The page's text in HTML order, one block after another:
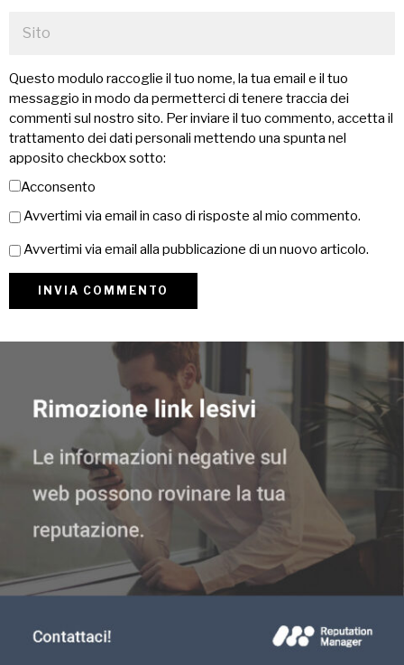
Questo modulo raccoglie il tuo nome, la tua email e il tuo
messaggio in modo da permetterci di tenere traccia dei
commenti sul nostro sito. Per inviare il tuo commento, accetta il
trattamento dei dati personali mettendo una spunta nel
apposito checkbox sotto:
Acconsento
Avvertimi via email in caso di risposte al mio commento.
Avvertimi via email alla pubblicazione di un nuovo articolo.